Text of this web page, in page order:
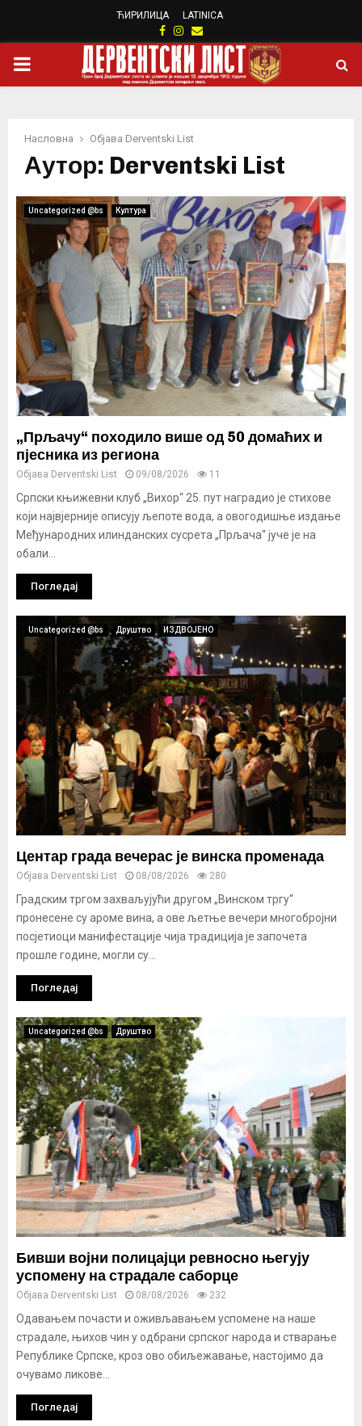
ЋИРИЛИЦА LATINICA
Facebook
Instagram
Email
PRIMARY
Насловна Објава Derventski List
Аутор: Derventski List
Uncategorized @bs Култура
„Прљачу“ походило више од 50 домаћих и
пјесника из региона
Објава Derventski List 09/08/2026 11
Српски књижевни клуб „Вихор“ 25. пут наградио је стихове
који највјерније описују љепоте вода, а овогодишње издање
Међународних илинданских сусрета „Прљача“ јуче је на
обали...
Погледај
Uncategorized @bs Друштво ИЗДВОЈЕНО
Центар града вечерас је винска променада
Објава Derventski List 08/08/2026 280
Градским тргом захваљујући другом „Винском тргу“
пронесене су ароме вина, а ове љетње вечери многобројни
посјетиоци манифестације чија традиција је започета
прошле године, могли су...
Погледај
Uncategorized @bs Друштво
Бивши војни полицајци ревносно његују
успомену на страдале саборце
Објава Derventski List 08/08/2026 232
Одавањем почасти и оживљавањем успомене на наше
страдале, њихов чин у одбрани српског народа и стварање
Републике Српске, кроз ово обиљежавање, настојимо да
очувамо ликове...
Погледај